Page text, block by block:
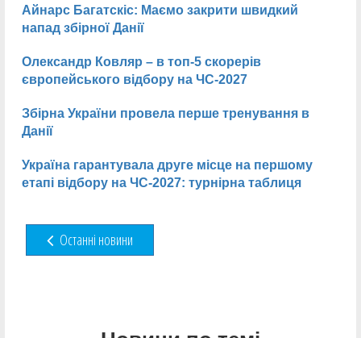
Айнарс Багатскіс: Маємо закрити швидкий
напад збірної Данії
Олександр Ковляр – в топ-5 скорерів
європейського відбору на ЧС-2027
Збірна України провела перше тренування в
Данії
Україна гарантувала друге місце на першому
етапі відбору на ЧС-2027: турнірна таблиця
Останні новини